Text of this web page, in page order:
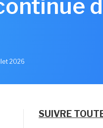
2026
SUIVRE